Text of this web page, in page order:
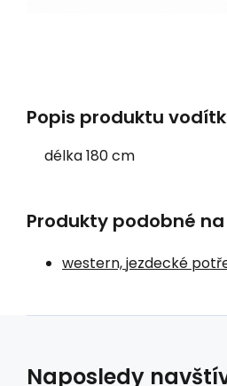
Popis produktu
délka 180 cm
Produkty podobné
western, jezdecké
Naposledy